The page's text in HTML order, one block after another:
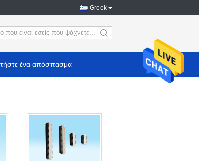
Greek
search
ένα απόσπασμα